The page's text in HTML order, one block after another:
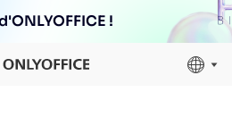
!